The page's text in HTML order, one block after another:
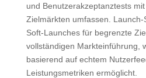
und Benutzerakzeptanztests
Zielmärkten umfassen.
Soft-Launches für begrenzte
vollständigen Markteinführung,
basierend auf echtem
Leistungsmetriken ermöglicht.